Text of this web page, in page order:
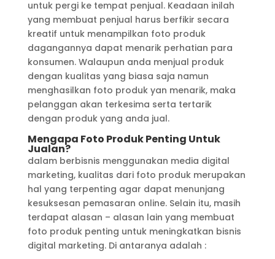
untuk pergi ke tempat penjual. Keadaan inilah
yang membuat penjual harus berfikir secara
kreatif untuk menampilkan foto produk
dagangannya dapat menarik perhatian para
konsumen. Walaupun anda menjual produk
dengan kualitas yang biasa saja namun
menghasilkan foto produk yan menarik, maka
pelanggan akan terkesima serta tertarik
dengan produk yang anda jual.
Mengapa Foto Produk Penting Untuk
Jualan?
dalam berbisnis menggunakan media digital
marketing, kualitas dari foto produk merupakan
hal yang terpenting agar dapat menunjang
kesuksesan pemasaran online. Selain itu, masih
terdapat alasan – alasan lain yang membuat
foto produk penting untuk meningkatkan bisnis
digital marketing. Di antaranya adalah :